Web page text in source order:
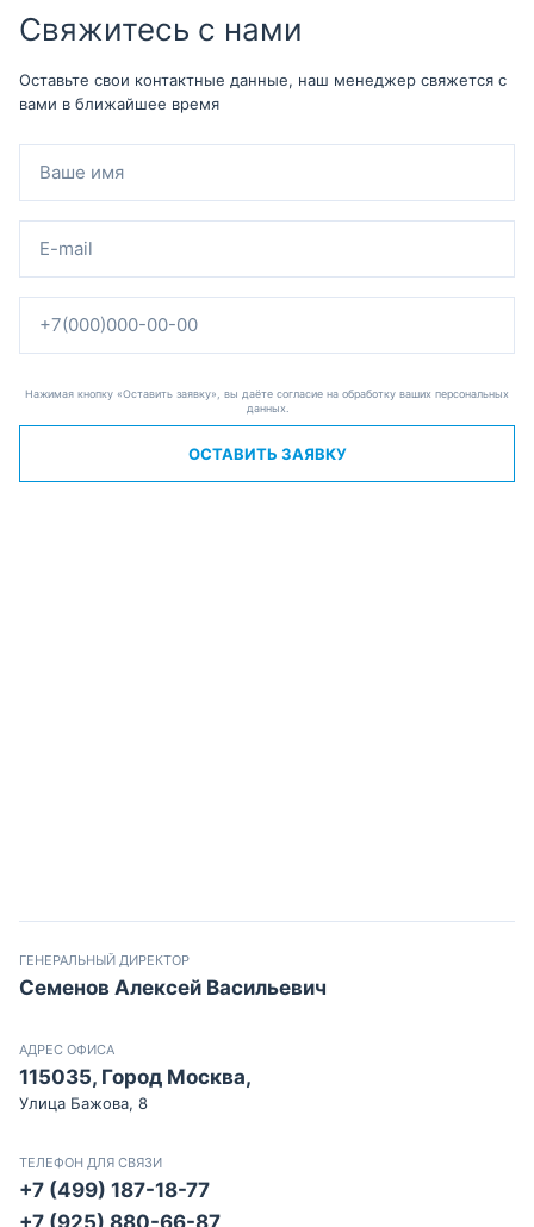
Свяжитесь с нами
Оставьте свои контактные данные, наш менеджер свяжется с
вами в ближайшее время
Нажимая кнопку «Оставить заявку», вы даёте согласие на обработку ваших персональных
данных.
ОСТАВИТЬ ЗАЯВКУ
ГЕНЕРАЛЬНЫЙ ДИРЕКТОР
Семенов Алексей Васильевич
АДРЕС ОФИСА
115035, Город Москва,
Улица Бажова, 8
ТЕЛЕФОН ДЛЯ СВЯЗИ
+7 (499) 187-18-77
+7 (925) 880-66-87